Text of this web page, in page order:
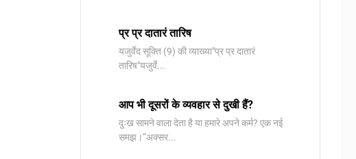
प्र प्र दातारं तारिष
यजुर्वेद सूक्ति (9) की व्याख्या"प्र प्र दातारं
तारिष"यजुर्वे...
आप भी दूसरों के व्यवहार से दुखी हैं?
दुःख सामने वाला देता है या हमारे अपने कर्म? एक नई
समझ।“अक्सर...